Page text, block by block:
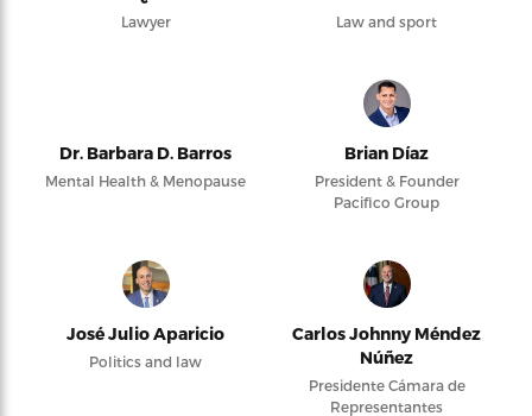
Lawyer Law and sport
Dr. Barbara D. Barros
Mental Health & Menopause
Brian Díaz
President & Founder
Pacifico Group
José Julio Aparicio
Politics and law
Carlos Johnny Méndez
Núñez
Presidente Cámara de
Representantes